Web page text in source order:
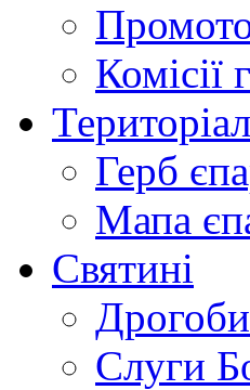
Комісії
Герб
Мапа
Святині
Слуги